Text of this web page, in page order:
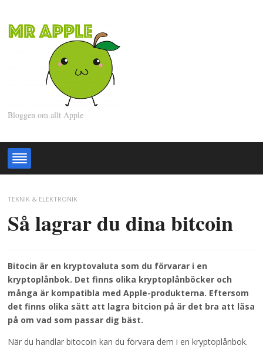
Bloggen om allt Apple
TEKNIK & ELEKTRONIK
Så lagrar du dina bitcoin
Bitocin är en kryptovaluta som du förvarar i en
kryptoplånbok. Det finns olika kryptoplånböcker och
många är kompatibla med Apple-produkterna. Eftersom
det finns olika sätt att lagra bitcion på är det bra att läsa
på om vad som passar dig bäst.
När du handlar bitocoin kan du förvara dem i en kryptoplånbok.